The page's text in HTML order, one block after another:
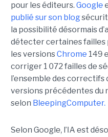
pour les éditeurs. Google
publié sur son blog
la possibilité désormais
détecter certaines failles
les versionsChrome 149
corriger 1 072 failles de
l’ensemble des correctifs
versions précédentes du
selon BleepingComputer.
Selon Google, l’IA est